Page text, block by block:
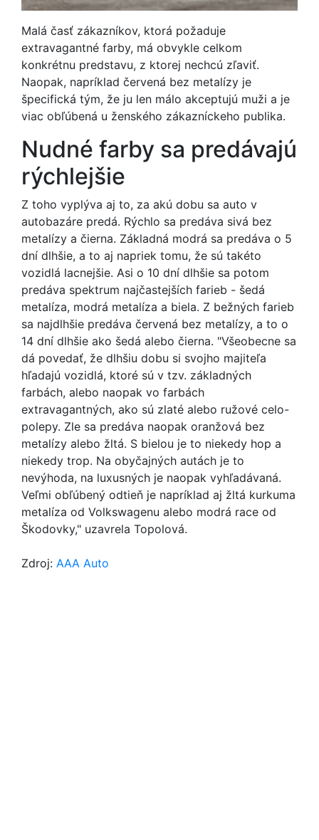
Malá časť zákazníkov, ktorá požaduje
extravagantné farby, má obvykle celkom
konkrétnu predstavu, z ktorej nechcú zľaviť.
Naopak, napríklad červená bez metalízy je
špecifická tým, že ju len málo akceptujú muži a je
viac obľúbená u ženského zákazníckeho publika.
Nudné farby sa predávajú
rýchlejšie
Z toho vyplýva aj to, za akú dobu sa auto v
autobazáre predá. Rýchlo sa predáva sivá bez
metalízy a čierna. Základná modrá sa predáva o 5
dní dlhšie, a to aj napriek tomu, že sú takéto
vozidlá lacnejšie. Asi o 10 dní dlhšie sa potom
predáva spektrum najčastejších farieb - šedá
metalíza, modrá metalíza a biela. Z bežných farieb
sa najdlhšie predáva červená bez metalízy, a to o
14 dní dlhšie ako šedá alebo čierna. "Všeobecne sa
dá povedať, že dlhšiu dobu si svojho majiteľa
hľadajú vozidlá, ktoré sú v tzv. základných
farbách, alebo naopak vo farbách
extravagantných, ako sú zlaté alebo ružové celo-
polepy. Zle sa predáva naopak oranžová bez
metalízy alebo žltá. S bielou je to niekedy hop a
niekedy trop. Na obyčajných autách je to
nevýhoda, na luxusných je naopak vyhľadávaná.
Veľmi obľúbený odtieň je napríklad aj žltá kurkuma
metalíza od Volkswagenu alebo modrá race od
Škodovky," uzavrela Topolová.
Zdroj: AAA Auto